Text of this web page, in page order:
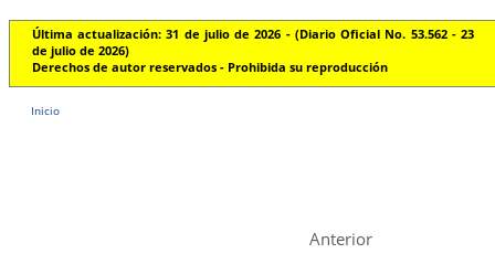
Última actualización: 31 de julio de 2026 - (Diario Oficial No. 53.562 - 23
de julio de 2026)
Derechos de autor reservados - Prohibida su reproducción
Inicio
Anterior